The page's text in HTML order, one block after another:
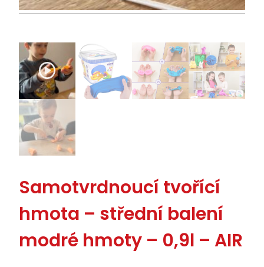
Samotvrdnoucí tvořící
hmota – střední balení
modré hmoty – 0,9l – AIR